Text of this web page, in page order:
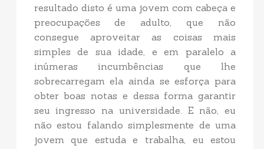
resultado disto é uma jovem com cabeça e
preocupações de adulto, que não
consegue aproveitar as coisas mais
simples de sua idade, e em paralelo a
inúmeras incumbências que lhe
sobrecarregam ela ainda se esforça para
obter boas notas e dessa forma garantir
seu ingresso na universidade. E não, eu
não estou falando simplesmente de uma
jovem que estuda e trabalha, eu estou